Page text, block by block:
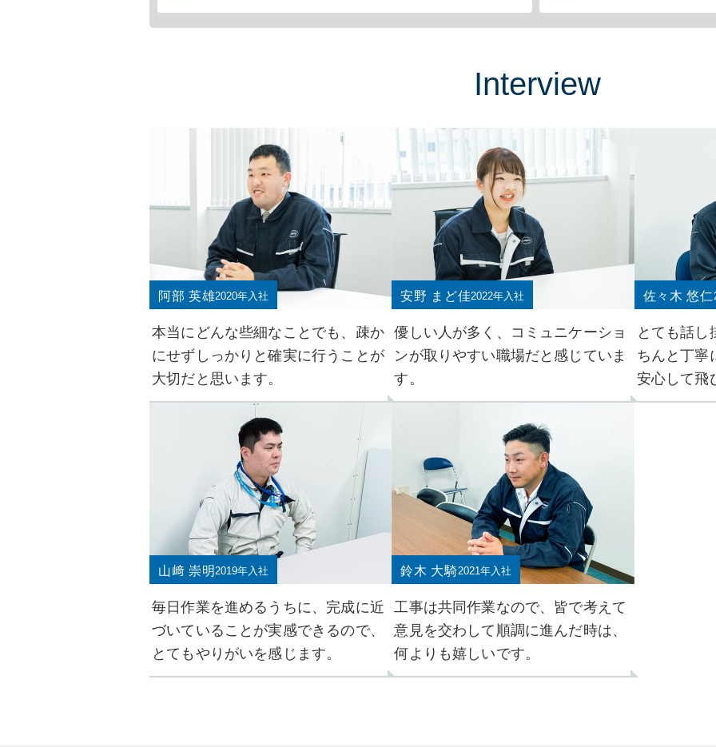
Interview
阿部 英雄2020年入社
本当にどんな些細なことでも、疎か
にせずしっかりと確実に行うことが
大切だと思います。
安野 まど佳2022年入社
優しい人が多く、コミュニケーショ
ンが取りやすい職場だと感じていま
す。
佐々木 悠仁
とても話し
ちんと丁寧
安心して飛
山﨑 崇明2019年入社
毎日作業を進めるうちに、完成に近
づいていることが実感できるので、
とてもやりがいを感じます。
鈴木 大騎2021年入社
工事は共同作業なので、皆で考えて
意見を交わして順調に進んだ時は、
何よりも嬉しいです。